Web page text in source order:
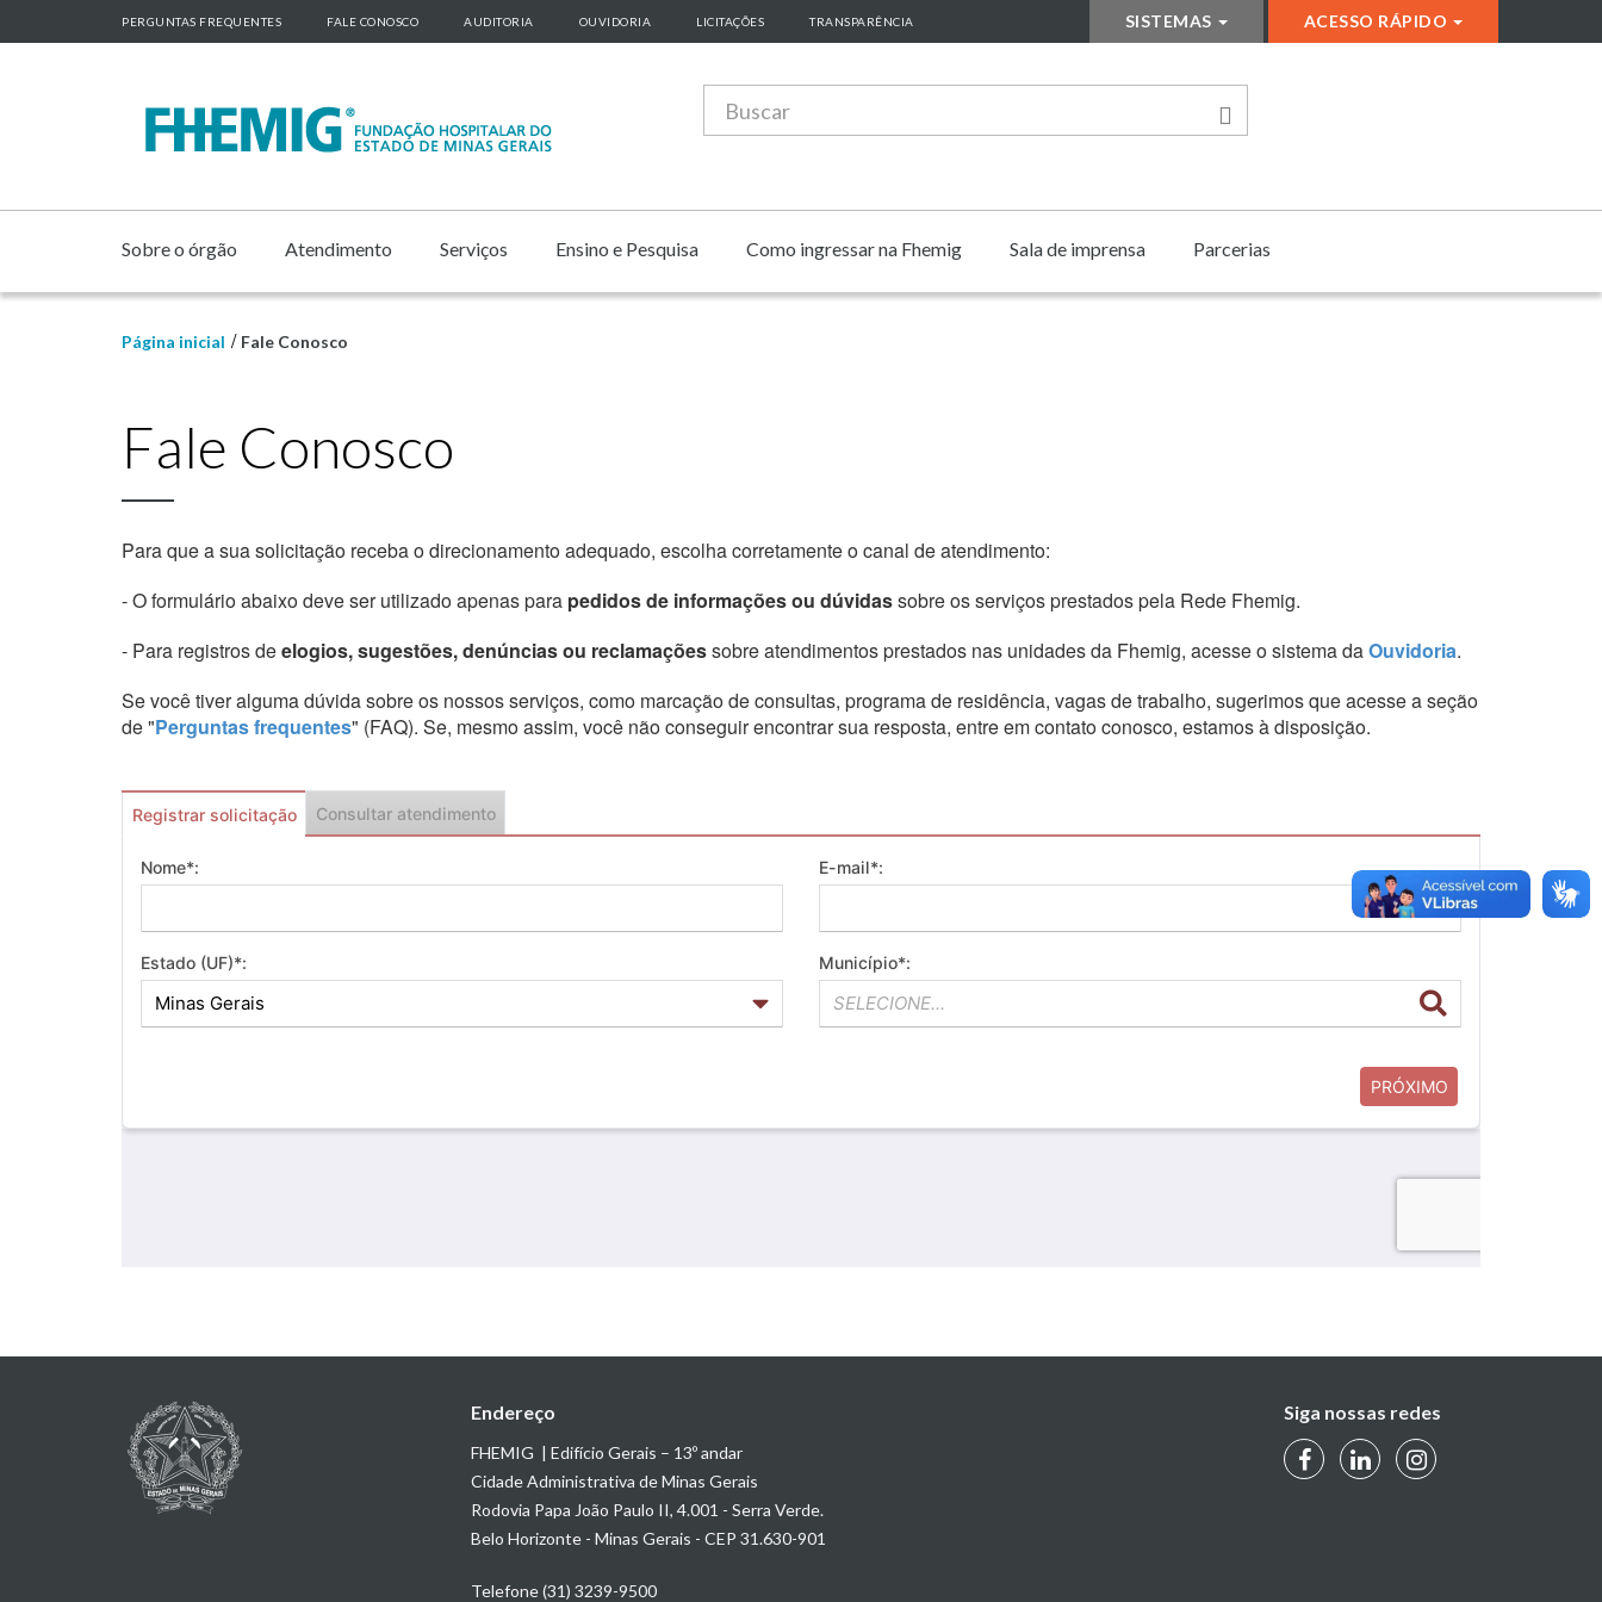
PERGUNTAS FREQUENTES FALE CONOSCO AUDITORIA OUVIDORIA LICITAÇÕES TRANSPARÊNCIA SISTEMAS ACESSO RÁPIDO
Sobre o órgão Atendimento Serviços Ensino e Pesquisa Como ingressar na Fhemig Sala de imprensa Parcerias
Página inicial Fale Conosco
Fale Conosco
Para que a sua solicitação receba o direcionamento adequado, escolha corretamente o canal de atendimento:
- O formulário abaixo deve ser utilizado apenas para pedidos de informações ou dúvidassobre os serviços prestados pela Rede Fhemig.
- Para registros deelogios, sugestões, denúncias ou reclamaçõessobre atendimentos prestados nas unidades da Fhemig, acesse o sistema daOuvidoria.
Se você tiver alguma dúvida sobre os nossos serviços, como marcação de consultas, programa de residência, vagas de trabalho, sugerimos que acesse a seção
de "Perguntas frequentes" (FAQ). Se, mesmo assim, você não conseguir encontrar sua resposta, entre em contato conosco, estamos à disposição.
Endereço
FHEMIG | Edifício Gerais – 13º andar
Cidade Administrativa de Minas Gerais
Rodovia Papa João Paulo II, 4.001 - Serra Verde.
Belo Horizonte - Minas Gerais - CEP 31.630-901
Telefone (31) 3239-9500
Siga nossas redes